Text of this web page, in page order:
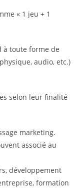
« 1 jeu + 1
à toute forme de
audio, etc.)
selon leur finalité
marketing.
associé au
développement
formation